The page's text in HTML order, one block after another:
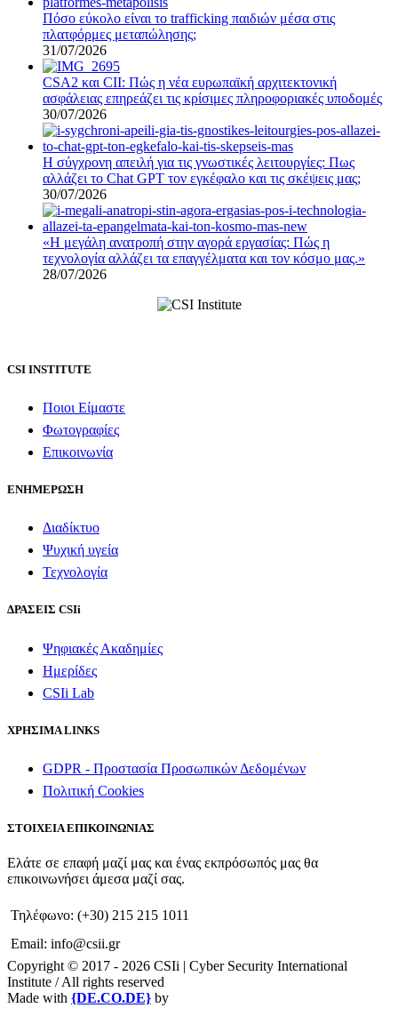
Πόσο εύκολο είναι το trafficking παιδιών μέσα στις
πλατφόρμες μεταπώλησης;
31/07/2026
CSA2 και CII: Πώς η νέα ευρωπαϊκή αρχιτεκτονική
ασφάλειας επηρεάζει τις κρίσιμες πληροφοριακές υποδομές
30/07/2026
Η σύγχρονη απειλή για τις γνωστικές λειτουργίες: Πως
αλλάζει το Chat GPT τον εγκέφαλο και τις σκέψεις μας;
30/07/2026
«Η μεγάλη ανατροπή στην αγορά εργασίας: Πώς η
τεχνολογία αλλάζει τα επαγγέλματα και τον κόσμο μας.»
28/07/2026
CSI INSTITUTE
Ποιοι Είμαστε
Φωτογραφίες
Επικοινωνία
ΕΝΗΜΕΡΩΣΗ
Διαδίκτυο
Ψυχική υγεία
Τεχνολογία
ΔΡΑΣΕΙΣ CSIi
Ψηφιακές Ακαδημίες
Ημερίδες
CSIi Lab
ΧΡΗΣΙΜΑ LINKS
GDPR - Προστασία Προσωπικών Δεδομένων
Πολιτική Cookies
ΣΤΟΙΧΕΙΑ ΕΠΙΚΟΙΝΩΝΙΑΣ
Ελάτε σε επαφή μαζί μας και ένας εκπρόσωπός μας θα
επικοινωνήσει άμεσα μαζί σας.
Τηλέφωνο: (+30) 215 215 1011
Email: info@csii.gr
Copyright © 2017 - 2026 CSIi | Cyber Security International
Institute / All rights reserved
Made with {DE.CO.DE} by